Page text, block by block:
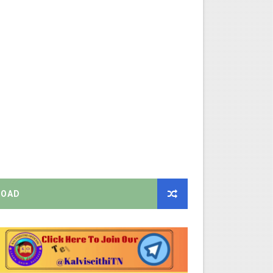
மாணவர்கள் பங்கேற்க தமிழ்நாடு பள்ளிக்கல்வி இணை
சஸ்பெண்ட்!